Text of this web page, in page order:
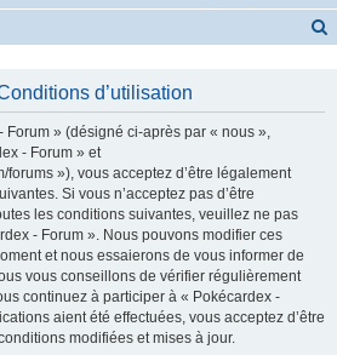
d’utilisation
Forum » (désigné ci-après par « nous »,
- Forum » et
forums »), vous acceptez d’être légalement
Si vous n’acceptez pas d’être
les conditions suivantes, veuillez ne pas
- Forum ». Nous pouvons modifier ces
et nous essaierons de vous informer de
vous conseillons de vérifier régulièrement
continuez à participer à « Pokécardex -
aient été effectuées, vous acceptez d’être
modifiées et mises à jour.